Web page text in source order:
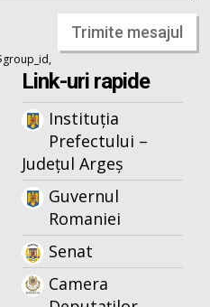
Trimite mesajul
Link-uri rapide
Instituția
Prefectului –
Județul Argeș
Guvernul
Romaniei
Senat
Camera